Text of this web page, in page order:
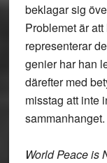
beklagar sig
Problemet är
representerar
genier har han
därefter med
misstag att inte
sammanhanget.
World Peace is